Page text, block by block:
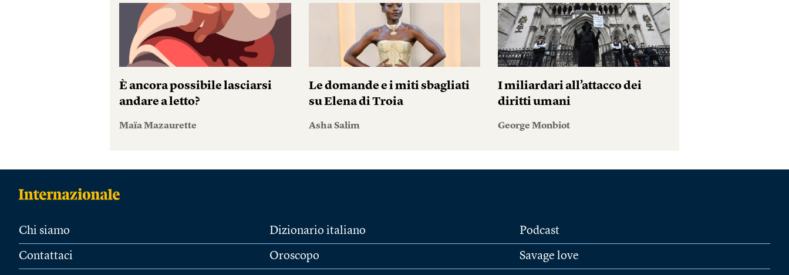
È ancora possibile lasciarsi
andare a letto?
Maïa Mazaurette
Le domande e i miti sbagliati
su Elena di Troia
Asha Salim
I miliardari all’attacco dei
diritti umani
George Monbiot
Chi siamo
Contattaci
Dizionario italiano
Oroscopo
Podcast
Savage love